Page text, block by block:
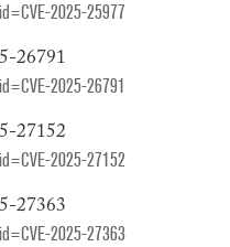
2025-25977
26791
2025-26791
27152
2025-27152
27363
2025-27363